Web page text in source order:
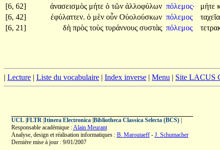
[6, 62]
ἀνασεισμὸς μήτε ὁ τῶν ἀλλοφύλων πόλεμος· μήτε
[6, 42]
ἐφύλαττεν. ὁ μὲν οὖν Οὐολούσκων πόλεμος
[6, 21]
δὴ πρὸς τοὺς τυράννους συστὰς πόλεμος
| Lecture | Liste du vocabulaire | Index inverse | Menu | Site LACUS
UCL| FLTR| Itinera Electronica| Bibliotheca Classica Selecta (BCS)|
Responsable académique :Alain Meurant
Analyse, design et réalisation informatiques : B. Maroutaeff- J. Schumacher
Dernière mise à jour : 9/01/2007